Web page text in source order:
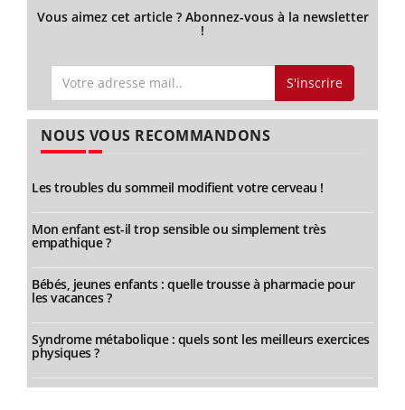
Vous aimez cet article ? Abonnez-vous à la newsletter
!
S'inscrire
NOUS VOUS RECOMMANDONS
Les troubles du sommeil modifient votre cerveau !
Mon enfant est-il trop sensible ou simplement très
empathique ?
Bébés, jeunes enfants : quelle trousse à pharmacie pour
les vacances ?
Syndrome métabolique : quels sont les meilleurs exercices
physiques ?